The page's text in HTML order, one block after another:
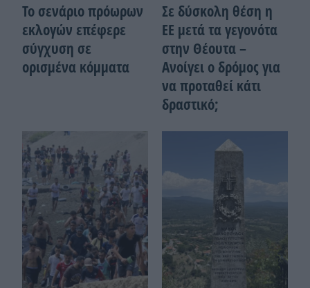
Το σενάριο πρόωρων
εκλογών επέφερε
σύγχυση σε
ορισμένα κόμματα
Σε δύσκολη θέση η
ΕΕ μετά τα γεγονότα
στην Θέουτα –
Ανοίγει ο δρόμος για
να προταθεί κάτι
δραστικό;